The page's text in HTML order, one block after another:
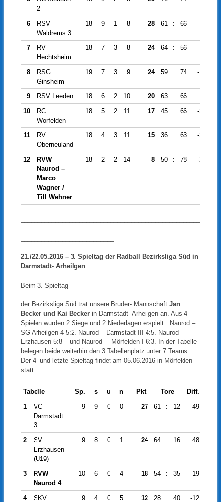
2
6
RSV
Waldrems 3
18 9 1 8 28 61 : 66
7
RV
Hechtsheim
18 7 3 8 24 64 : 56
8
RSG
Ginsheim
19 7 3 9 24 59 : 74 -15
9 RSV Leeden 18 6 2 10 20 63 : 66
10
RC
Worfelden
18 5 2 11 17 45 : 66 -21
11
RV
Oberneuland
18 4 3 11 15 36 : 63 -27
12
RVW
Naurod –
Marco
Wagner /
Till Wehner
18 2 2 14 8 50 : 78 -28
21./22.05.2016 – 3. Spieltag der Radball Bezirksliga Süd in
Darmstadt- Arheilgen
Beim 3. Spieltag
der Bezirksliga Süd trat unsere Bruder- Mannschaft Jan
Becker und Kai Beckerin Darmstadt- Arheilgen an. Aus 4
Spielen wurden 2 Siege und 2 Niederlagen erspielt : Naurod –
SG Arheilgen 4 5:2, Naurod – Darmstadt III 4:5, Naurod –
Erzhausen 5:8 – und Naurod – Mörfelden I 6:3. In der Tabelle
belegen beide weiterhin den 3 Tabellenplatz unter 7 Teams.
Der 4. und letzte Spieltag findet am 05.06.2016 in Mörfelden
statt.
Tabelle Sp. s u n Pkt. Tore
Diff.
1
VC
Darmstadt
3
9 9 0 0 27 61 : 12 49
2
SV
Erzhausen
(U19)
9 8 0 1 24 64 : 16 48
3
RVW
Naurod 4
10 6 0 4 18 54 : 35 19
4
SKV
9 4 0 5 12 28 : 40 -12